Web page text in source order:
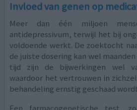
Invloed van genen op
Meer dan één miljoen
antidepressivum, terwijl het bij
voldoende werkt. De zoektocht
de juiste dosering kan wel
tijd zijn de bijwerkingen wel
waardoor het vertrouwen in
behandeling ernstig geschaad
Een farmacogenetische test,